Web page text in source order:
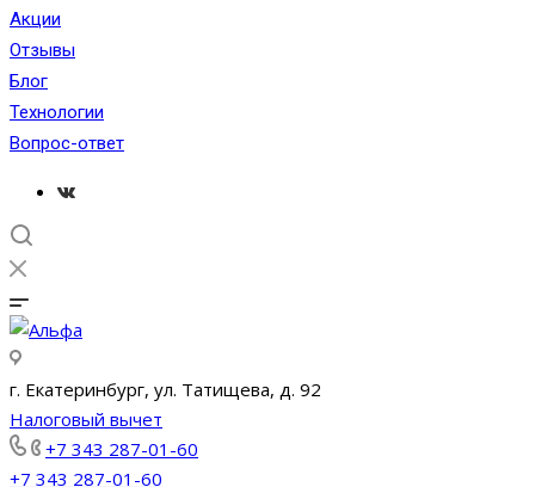
Акции
Отзывы
Блог
Технологии
Вопрос-ответ
г. Екатеринбург, ул. Татищева, д. 92
Налоговый вычет
+7 343 287-01-60
+7 343 287-01-60